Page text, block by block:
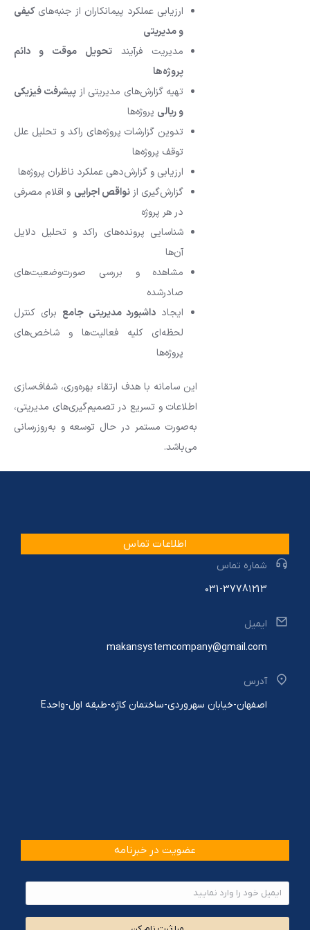
ارزیابی عملکرد پیمانکاران از جنبه‌هایکیفی
و مدیریتی
مدیریت فرآیند تحویل موقت و دائم
پروژه‌ها
تهیه گزارش‌های مدیریتی از پیشرفت فیزیکی
و ریالی پروژه‌ها
تدوین گزارشات پروژه‌های راکد و تحلیل علل
توقف پروژه‌ها
ارزیابی و گزارش‌دهی عملکرد ناظران پروژه‌ها
گزارش‌گیری ازنواقص اجرایی و اقلام مصرفی
در هر پروژه
شناسایی پرونده‌های راکد و تحلیل دلایل
آن‌ها
مشاهده و بررسی صورت‌وضعیت‌های
صادرشده
ایجاد داشبورد مدیریتی جامع برای کنترل
لحظه‌ای کلیه فعالیت‌ها و شاخص‌های
پروژه‌ها
این سامانه با هدف ارتقاء بهره‌وری، شفاف‌سازی
اطلاعات و تسریع در تصمیم‌گیری‌های مدیریتی،
به‌صورت مستمر در حال توسعه و به‌روزرسانی
می‌باشد.
اطلاعات تماس
شماره تماس
۰31-3778۱۲13
ایمیل
makansystemcompany@gmail.com
آدرس
اصفهان-خیابان سهروردی-ساختمان کاژه-طبقه اول-واحدE
عضویت در خبرنامه